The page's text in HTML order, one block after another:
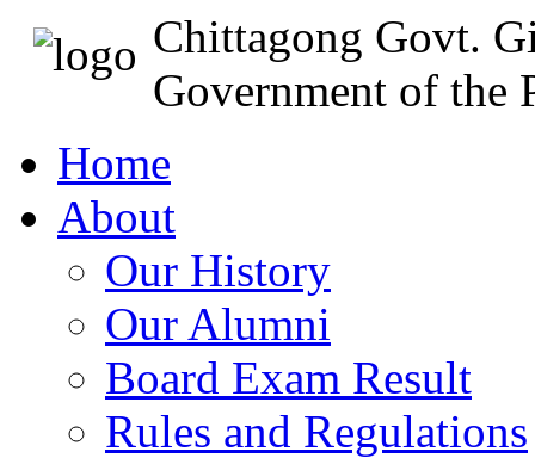
Chittagong Govt.
Government of the
Home
About
Our History
Our Alumni
Board Exam Result
Rules and Regulations